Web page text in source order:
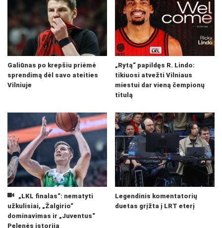
Galiūnas po krepšiu priėmė
sprendimą dėl savo ateities
Vilniuje
„Rytą“ papildęs R. Lindo:
tikiuosi atvežti Vilniaus
miestui dar vieną čempionų
titulą
„LKL finalas“: nematyti
užkulisiai, „Žalgirio“
dominavimas ir „Juventus“
Pelenės istorija
Legendinis komentatorių
duetas grįžta į LRT eterį